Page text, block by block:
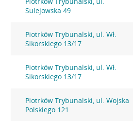
Sulejowska 49
Piotrków Trybunalski, ul. Wł.
Sikorskiego 13/17
Piotrków Trybunalski, ul. Wł.
Sikorskiego 13/17
Piotrków Trybunalski, ul. Wojska
Polskiego 121